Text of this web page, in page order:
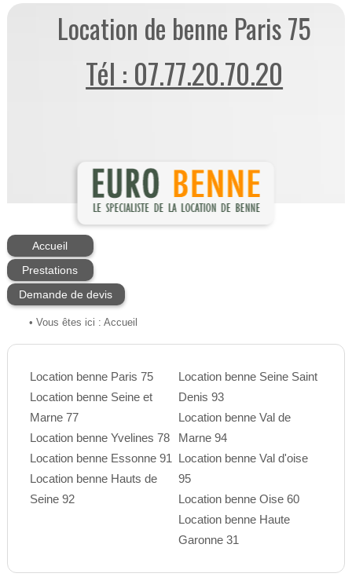
Location de benne Paris 75
Tél : 07.77.20.70.20
Accueil
Prestations
Demande de devis
• Vous êtes ici : Accueil
Location benne Paris 75
Location benne Seine et
Marne 77
Location benne Yvelines 78
Location benne Essonne 91
Location benne Hauts de
Seine 92
Location benne Seine Saint
Denis 93
Location benne Val de
Marne 94
Location benne Val d'oise
95
Location benne Oise 60
Location benne Haute
Garonne 31